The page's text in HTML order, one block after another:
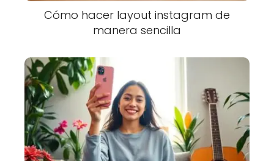
Cómo hacer layout instagram de
manera sencilla